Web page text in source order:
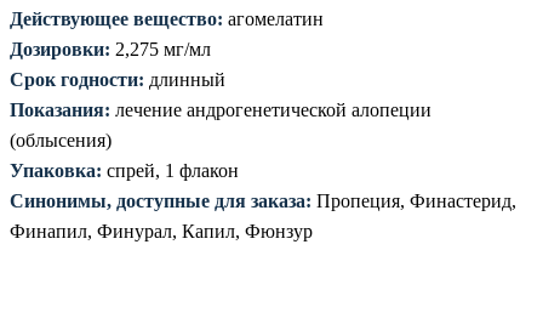
Действующее вещество: агомелатин
Дозировки: 2,275 мг/мл
Срок годности: длинный
Показания: лечение андрогенетической алопеции
(облысения)
Упаковка: спрей, 1 флакон
Синонимы, доступные для заказа: Пропеция, Финастерид,
Финапил, Финурал, Капил, Фюнзур